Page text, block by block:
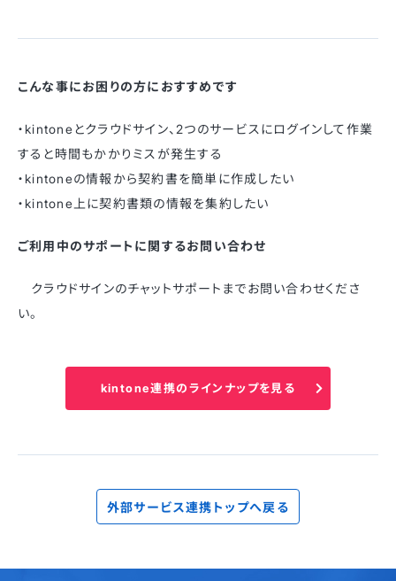
こんな事にお困りの方におすすめです
・kintoneとクラウドサイン、2つのサービスにログインして作業
すると時間もかかりミスが発生する
・kintoneの情報から契約書を簡単に作成したい
・kintone上に契約書類の情報を集約したい
ご利用中のサポートに関するお問い合わせ
クラウドサインのチャットサポートまでお問い合わせくださ
い。
kintone連携のラインナップを見る
外部サービス連携トップへ戻る